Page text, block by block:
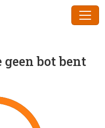
bot bent